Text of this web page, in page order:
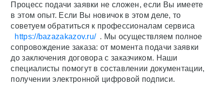
Процесс подачи заявки не сложен, если Вы имеете
в этом опыт. Если Вы новичок в этом деле, то
советуем обратиться к профессионалам сервиса
https://bazazakazov.ru/ . Мы осуществляем полное
сопровождение заказа: от момента подачи заявки
до заключения договора с заказчиком. Наши
специалисты помогут в составлении документации,
получении электронной цифровой подписи.